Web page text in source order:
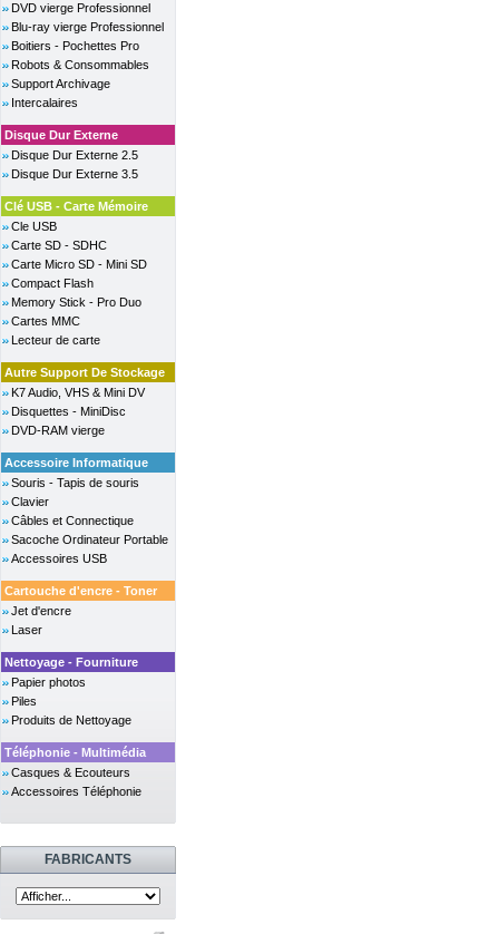
DVD vierge Professionnel
Blu-ray vierge Professionnel
Boitiers - Pochettes Pro
Robots & Consommables
Support Archivage
Intercalaires
Disque Dur Externe
Disque Dur Externe 2.5
Disque Dur Externe 3.5
Clé USB - Carte Mémoire
Cle USB
Carte SD - SDHC
Carte Micro SD - Mini SD
Compact Flash
Memory Stick - Pro Duo
Cartes MMC
Lecteur de carte
Autre Support De Stockage
K7 Audio, VHS & Mini DV
Disquettes - MiniDisc
DVD-RAM vierge
Accessoire Informatique
Souris - Tapis de souris
Clavier
Câbles et Connectique
Sacoche Ordinateur Portable
Accessoires USB
Cartouche d'encre - Toner
Jet d'encre
Laser
Nettoyage - Fourniture
Papier photos
Piles
Produits de Nettoyage
Téléphonie - Multimédia
Casques & Ecouteurs
Accessoires Téléphonie
FABRICANTS